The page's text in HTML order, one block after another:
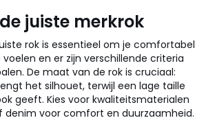
juiste merkrok
rok is essentieel om je comfortabel
en er zijn verschillende criteria
De maat van de rok is cruciaal:
het silhouet, terwijl een lage taille
geeft. Kies voor kwaliteitsmaterialen
denim voor comfort en duurzaamheid.